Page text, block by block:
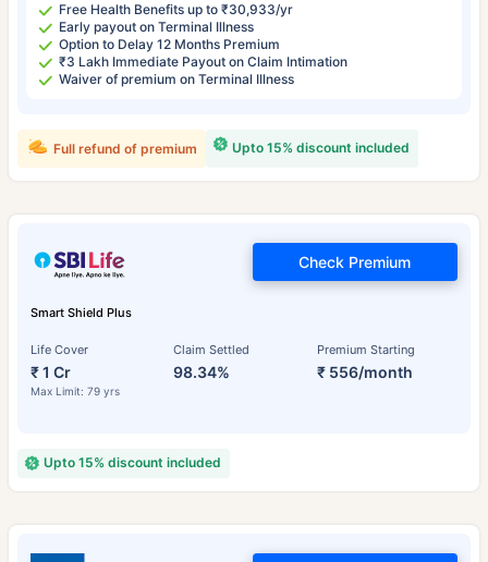
Free Health Benefits up to ₹30,933/yr
Early payout on Terminal Illness
Option to Delay 12 Months Premium
₹3 Lakh Immediate Payout on Claim Intimation
Waiver of premium on Terminal Illness
Upto 15% discount included
Full refund of premium
Smart Shield Plus
Life Cover
₹ 1 Cr
Max Limit: 79 yrs
Claim Settled
98.34%
Premium Starting
₹ 556/month
Check Premium
Upto 15% discount included